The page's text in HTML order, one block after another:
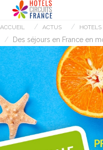
ACCUEIL ACTUS HOTELS
Des séjours en France en